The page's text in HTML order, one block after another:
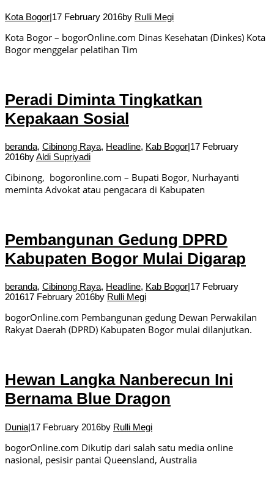
Kota Bogor|17 February 2016by Rulli Megi
Kota Bogor – bogorOnline.com Dinas Kesehatan (Dinkes) Kota
Bogor menggelar pelatihan Tim
Peradi Diminta Tingkatkan
Kepakaan Sosial
beranda, Cibinong Raya, Headline, Kab Bogor|17 February
2016byAldi Supriyadi
Cibinong, bogoronline.com – Bupati Bogor, Nurhayanti
meminta Advokat atau pengacara di Kabupaten
Pembangunan Gedung DPRD
Kabupaten Bogor Mulai Digarap
beranda, Cibinong Raya, Headline, Kab Bogor 17 February
201617 February 2016by Rulli Megi
bogorOnline.com Pembangunan gedung Dewan Perwakilan
Rakyat Daerah (DPRD) Kabupaten Bogor mulai dilanjutkan.
Hewan Langka Nanberecun Ini
Bernama Blue Dragon
Dunia|17 February 2016by Rulli Megi
bogorOnline.com Dikutip dari salah satu media online
nasional, pesisir pantai Queensland, Australia